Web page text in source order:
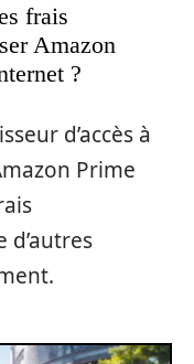
frais
Amazon
?
d’accès à
Prime